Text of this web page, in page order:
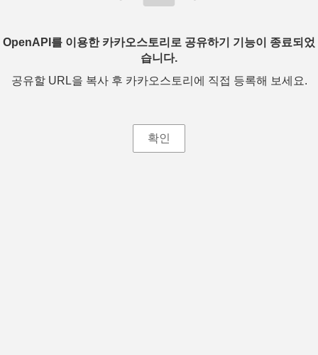
OpenAPI를 이용한 카카오스토리로 공유하기 기능이 종료되었
습니다.
공유할 URL을 복사 후 카카오스토리에 직접 등록해 보세요.
확인